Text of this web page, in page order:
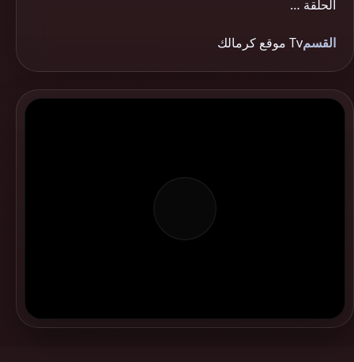
الحلقة …
القسمTv موقع كرمالك